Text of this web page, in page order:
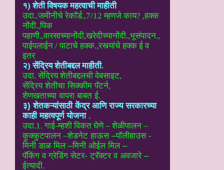
१) शेती विषयक महत्वाची माहीती
उदा..जमीनीचे रेकॉर्ड.,7/12 म्हणजे काय? ,हक्क
नोंदी.,पिक
पहाणी.,वारसाच्यानोंदी,खरेदीच्यानोंदी.,भूसंपादन.,
पाईपलाईन / पाटाचे हक्क.,रस्त्यांचे हक्क ईव
इतर
२) सेंद्रिय शेतीबद्दल माहीती.
उदा. सेंद्रिय शेतीबद्दलची वेबसाइट,
सेंद्रिय शेतीचा सिक्कीम पॅटर्न,
शेणखताच्या वापरा बाबत ई.
३) शेतकऱ्यांसाठी केंद्र आणि राज्य सरकारच्या
काही महत्वपूर्ण योजना.
उदा.1. गाई-म्हशी विकत घेणे – शेळीपालन –
कुक्कुटपालन –शेडनेट हाऊस –पॉलीहाउस -
मिनी डाळ मिल –मिनी ओईल मिल –
पॅकिंग व ग्रेडिंग सेटर- ट्रॅक्टर व अवजारे –
ईत्यादी.